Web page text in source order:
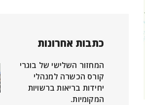
כתבות אחרונות
המחזור השלישי של בוגרי
קורס הכשרה למנהלי
יחידות בריאות ברשויות
המקומיות.